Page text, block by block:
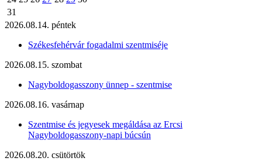
31
2026.08.14. péntek
Székesfehérvár fogadalmi szentmiséje
2026.08.15. szombat
Nagyboldogasszony ünnep - szentmise
2026.08.16. vasárnap
Szentmise és jegyesek megáldása az Ercsi
Nagyboldogasszony-napi búcsún
2026.08.20. csütörtök